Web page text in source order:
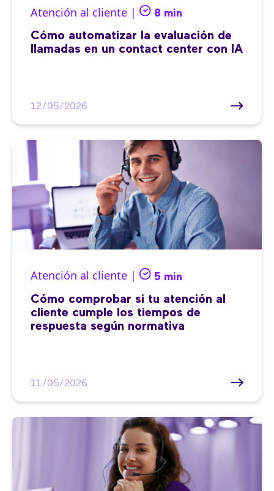
Atención al cliente | 8 min
Cómo automatizar la evaluación de
llamadas en un contact center con IA
12/05/2026
Atención al cliente | 5 min
Cómo comprobar si tu atención al
cliente cumple los tiempos de
respuesta según normativa
11/05/2026